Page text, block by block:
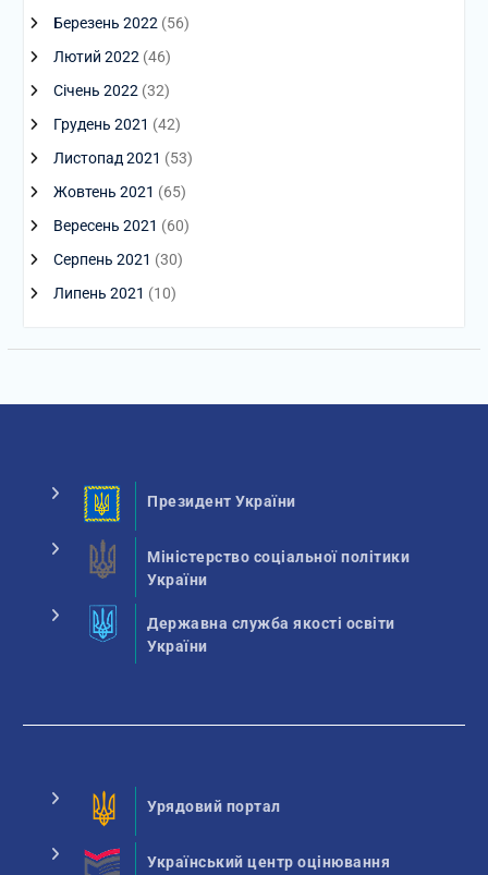
Березень 2022(56)
Лютий 2022(46)
Січень 2022(32)
Грудень 2021 (42)
Листопад 2021 (53)
Жовтень 2021 (65)
Вересень 2021 (60)
Серпень 2021 (30)
Липень 2021 (10)
Президент України
Міністерство соціальної політики
України
Державна служба якості освіти
України
Урядовий портал
Український центр оцінювання